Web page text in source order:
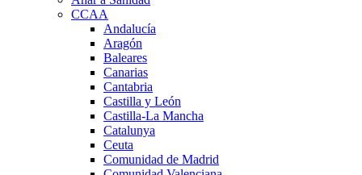
CCAA
Andalucía
Aragón
Baleares
Canarias
Cantabria
Castilla y León
Castilla-La Mancha
Catalunya
Ceuta
Comunidad de Madrid